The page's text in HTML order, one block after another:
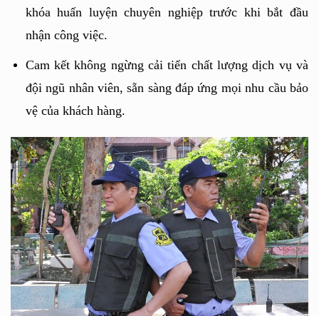
khóa huấn luyện chuyên nghiệp trước khi bắt đầu
nhận công việc.
Cam kết không ngừng cải tiến chất lượng dịch vụ và
đội ngũ nhân viên, sẵn sàng đáp ứng mọi nhu cầu bảo
vệ của khách hàng.